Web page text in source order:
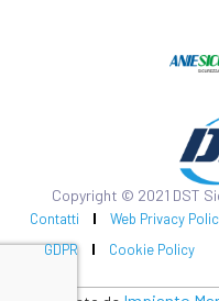
Copyright © 2021 DST
Contatti Web Privacy
GDPR
Cookie Policy